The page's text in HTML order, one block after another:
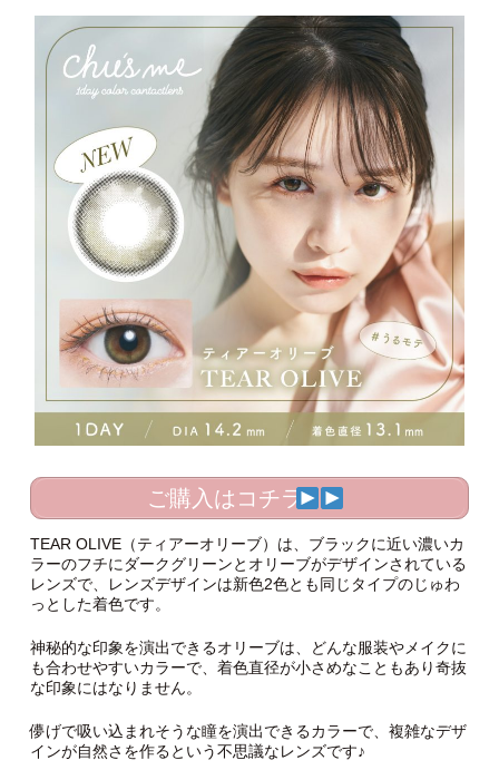
ご購入はコチラ
TEAR OLIVE（ティアーオリーブ）は、ブラックに近い濃いカ
ラーのフチにダークグリーンとオリーブがデザインされている
レンズで、レンズデザインは新色2色とも同じタイプのじゅわ
っとした着色です。
神秘的な印象を演出できるオリーブは、どんな服装やメイクに
も合わせやすいカラーで、着色直径が小さめなこともあり奇抜
な印象にはなりません。
儚げで吸い込まれそうな瞳を演出できるカラーで、複雑なデザ
インが自然さを作るという不思議なレンズです♪